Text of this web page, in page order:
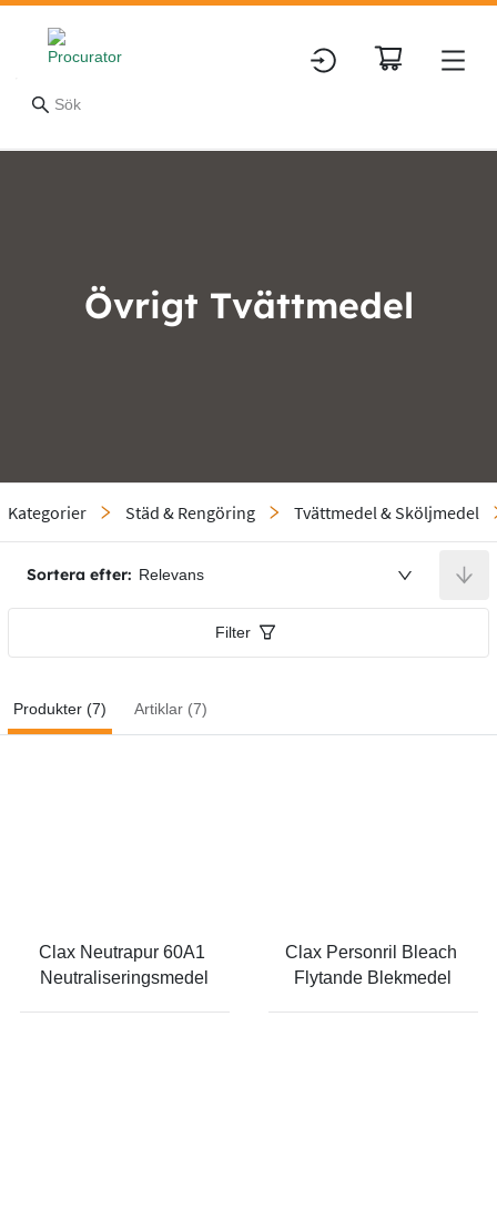
Övrigt Tvättmedel
Kategorier Städ & Rengöring Tvättmedel & Sköljmedel
Sortera efter: Relevans
Filter
Produkter (7) Artiklar (7)
Clax Neutrapur 60A1
Neutraliseringsmedel
Clax Personril Bleach
Flytande Blekmedel